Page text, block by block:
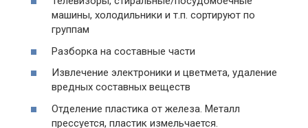
машины, холодильники и т.п. сортируют по
группам
Разборка на составные части
Извлечение электроники и цветмета, удаление
вредных составных веществ
Отделение пластика от железа. Металл
прессуется, пластик измельчается.